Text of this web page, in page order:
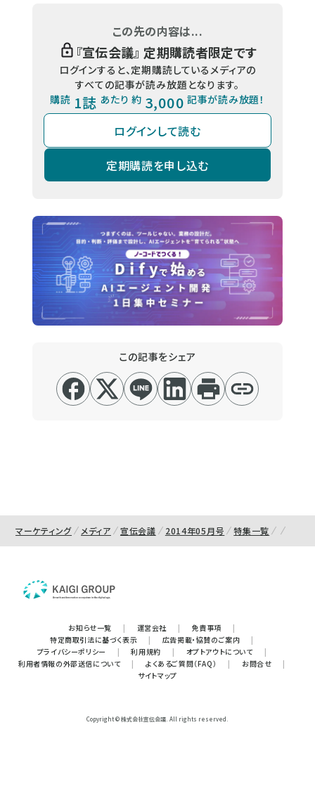
この先の内容は...
『宣伝会議』 定期購読者限定です
ログインすると、定期購読しているメディアの
すべての記事が読み放題となります。
購読 1誌 あたり 約 3,000 記事が読み放題！
ログインして読む
定期購読を申し込む
この記事をシェア
マーケティング メディア 宣伝会議 2014年05月号 特集一覧
お知らせ一覧 | 運営会社 | 免責事項
|
特定商取引法に基づく表示
| 広告掲載・協賛のご案内
|
プライバシーポリシー
| 利用規約 | オプトアウトについて
|
利用者情報の外部送信について
| よくあるご質問（FAQ） | お問合せ
|
サイトマップ
Copyright © 株式会社宣伝会議. All rights reserved.